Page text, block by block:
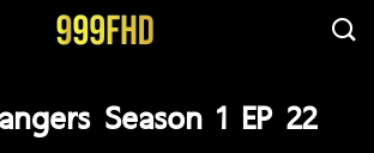
Season 1 EP 22